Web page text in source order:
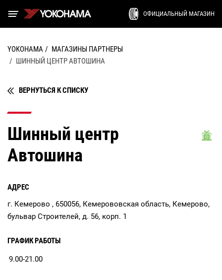
ОФИЦИАЛЬНЫЙ МАГАЗИН
YOKOHAMA
МАГАЗИНЫ ПАРТНЕРЫ
ШИННЫЙ ЦЕНТР АВТОШИНА
ВЕРНУТЬСЯ К СПИСКУ
Шинный центр
Автошина
АДРЕС
г. Кемерово , 650056, Кемерововская область, Кемерово,
бульвар Строителей, д. 56, корп. 1
ГРАФИК РАБОТЫ
9.00-21.00